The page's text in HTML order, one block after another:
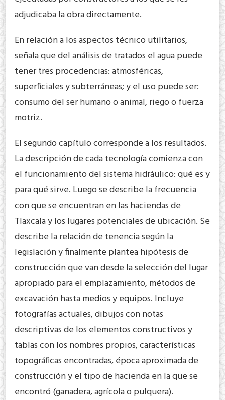
adjudicaba la obra directamente.
En relación a los aspectos técnico utilitarios,
señala que del análisis de tratados el agua puede
tener tres procedencias: atmosféricas,
superficiales y subterráneas; y el uso puede ser:
consumo del ser humano o animal, riego o fuerza
motriz.
El segundo capítulo corresponde a los resultados.
La descripción de cada tecnología comienza con
el funcionamiento del sistema hidráulico: qué es y
para qué sirve. Luego se describe la frecuencia
con que se encuentran en las haciendas de
Tlaxcala y los lugares potenciales de ubicación. Se
describe la relación de tenencia según la
legislación y finalmente plantea hipótesis de
construcción que van desde la selección del lugar
apropiado para el emplazamiento, métodos de
excavación hasta medios y equipos. Incluye
fotografías actuales, dibujos con notas
descriptivas de los elementos constructivos y
tablas con los nombres propios, características
topográficas encontradas, época aproximada de
construcción y el tipo de hacienda en la que se
encontró (ganadera, agrícola o pulquera).